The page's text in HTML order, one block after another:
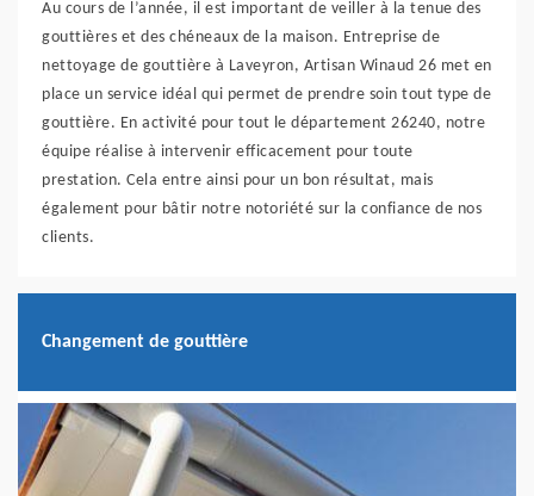
Au cours de l’année, il est important de veiller à la tenue des
gouttières et des chéneaux de la maison. Entreprise de
nettoyage de gouttière à Laveyron, Artisan Winaud 26 met en
place un service idéal qui permet de prendre soin tout type de
gouttière. En activité pour tout le département 26240, notre
équipe réalise à intervenir efficacement pour toute
prestation. Cela entre ainsi pour un bon résultat, mais
également pour bâtir notre notoriété sur la confiance de nos
clients.
Changement de gouttière